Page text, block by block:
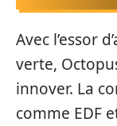
Avec l’essor
verte,
innover. La
comme EDF